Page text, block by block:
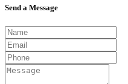
Send a Message